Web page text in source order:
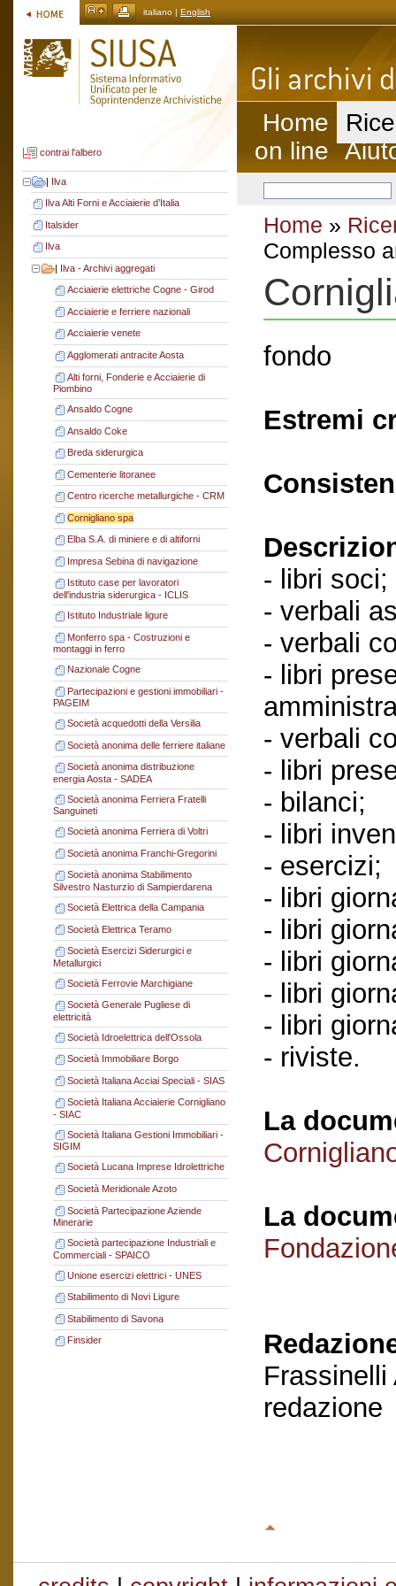
italiano | English
contrai l'albero
| Ilva
Ilva Alti Forni e Acciaierie d’Italia
Italsider
Ilva
| Ilva - Archivi aggregati
Acciaierie elettriche Cogne - Girod
Acciaierie e ferriere nazionali
Acciaierie venete
Agglomerati antracite Aosta
Alti forni, Fonderie e Acciaierie di
Piombino
Ansaldo Cogne
Ansaldo Coke
Breda siderurgica
Cementerie litoranee
Centro ricerche metallurgiche - CRM
Cornigliano spa
Elba S.A. di miniere e di altiforni
Impresa Sebina di navigazione
Istituto case per lavoratori
dell'industria siderurgica - ICLIS
Istituto Industriale ligure
Monferro spa - Costruzioni e
montaggi in ferro
Nazionale Cogne
Partecipazioni e gestioni immobiliari -
PAGEIM
Società acquedotti della Versilia
Società anonima delle ferriere italiane
Società anonima distribuzione
energia Aosta - SADEA
Società anonima Ferriera Fratelli
Sanguineti
Società anonima Ferriera di Voltri
Società anonima Franchi-Gregorini
Società anonima Stabilimento
Silvestro Nasturzio di Sampierdarena
Società Elettrica della Campania
Società Elettrica Teramo
Società Esercizi Siderurgici e
Metallurgici
Società Ferrovie Marchigiane
Società Generale Pugliese di
elettricità
Società Idroelettrica dell'Ossola
Società Immobiliare Borgo
Società Italiana Acciai Speciali - SIAS
Società Italiana Acciaierie Cornigliano
- SIAC
Società Italiana Gestioni Immobiliari -
SIGIM
Società Lucana Imprese Idrolettriche
Società Meridionale Azoto
Società Partecipazione Aziende
Minerarie
Società partecipazione Industriali e
Commerciali - SPAICO
Unione esercizi elettrici - UNES
Stabilimento di Novi Ligure
Stabilimento di Savona
Finsider
Home
on line
Home »
Complesso
fondo
Estremi
- libri soci;
- verbali
- verbali
- libri
- verbali
- libri
- bilanci;
- libri
- esercizi;
- libri
- libri
- libri
- libri
- libri
- riviste.
La
La
Frassinelli
redazione